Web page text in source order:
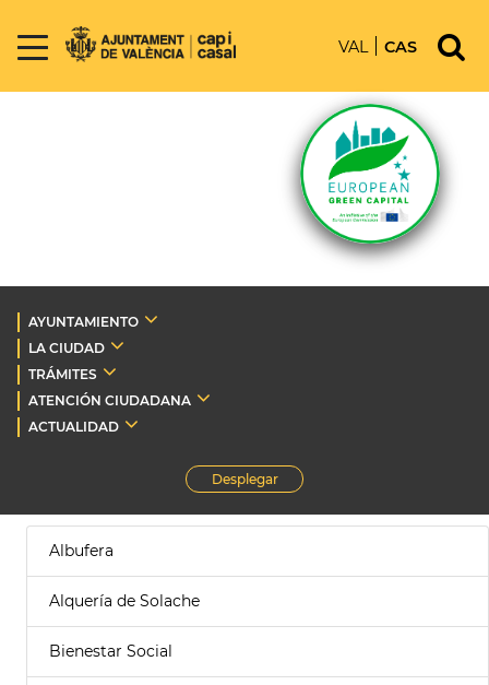
VAL CAS
AYUNTAMIENTO
LA CIUDAD
TRÁMITES
ATENCIÓN CIUDADANA
ACTUALIDAD
Desplegar
Albufera
Alquería de Solache
Bienestar Social